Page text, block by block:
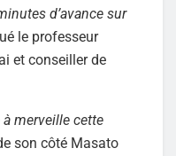
d’avance sur
le professeur
et conseiller de
merveille cette
son côté Masato